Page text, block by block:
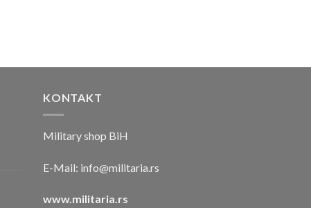
KONTAKT
Military shop BiH
E-Mail: info@militaria.rs
www.militaria.rs